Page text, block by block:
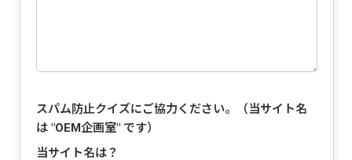
スパム防止クイズにご協力ください。（当サイト名
は "OEM企画室" です）
当サイト名は？